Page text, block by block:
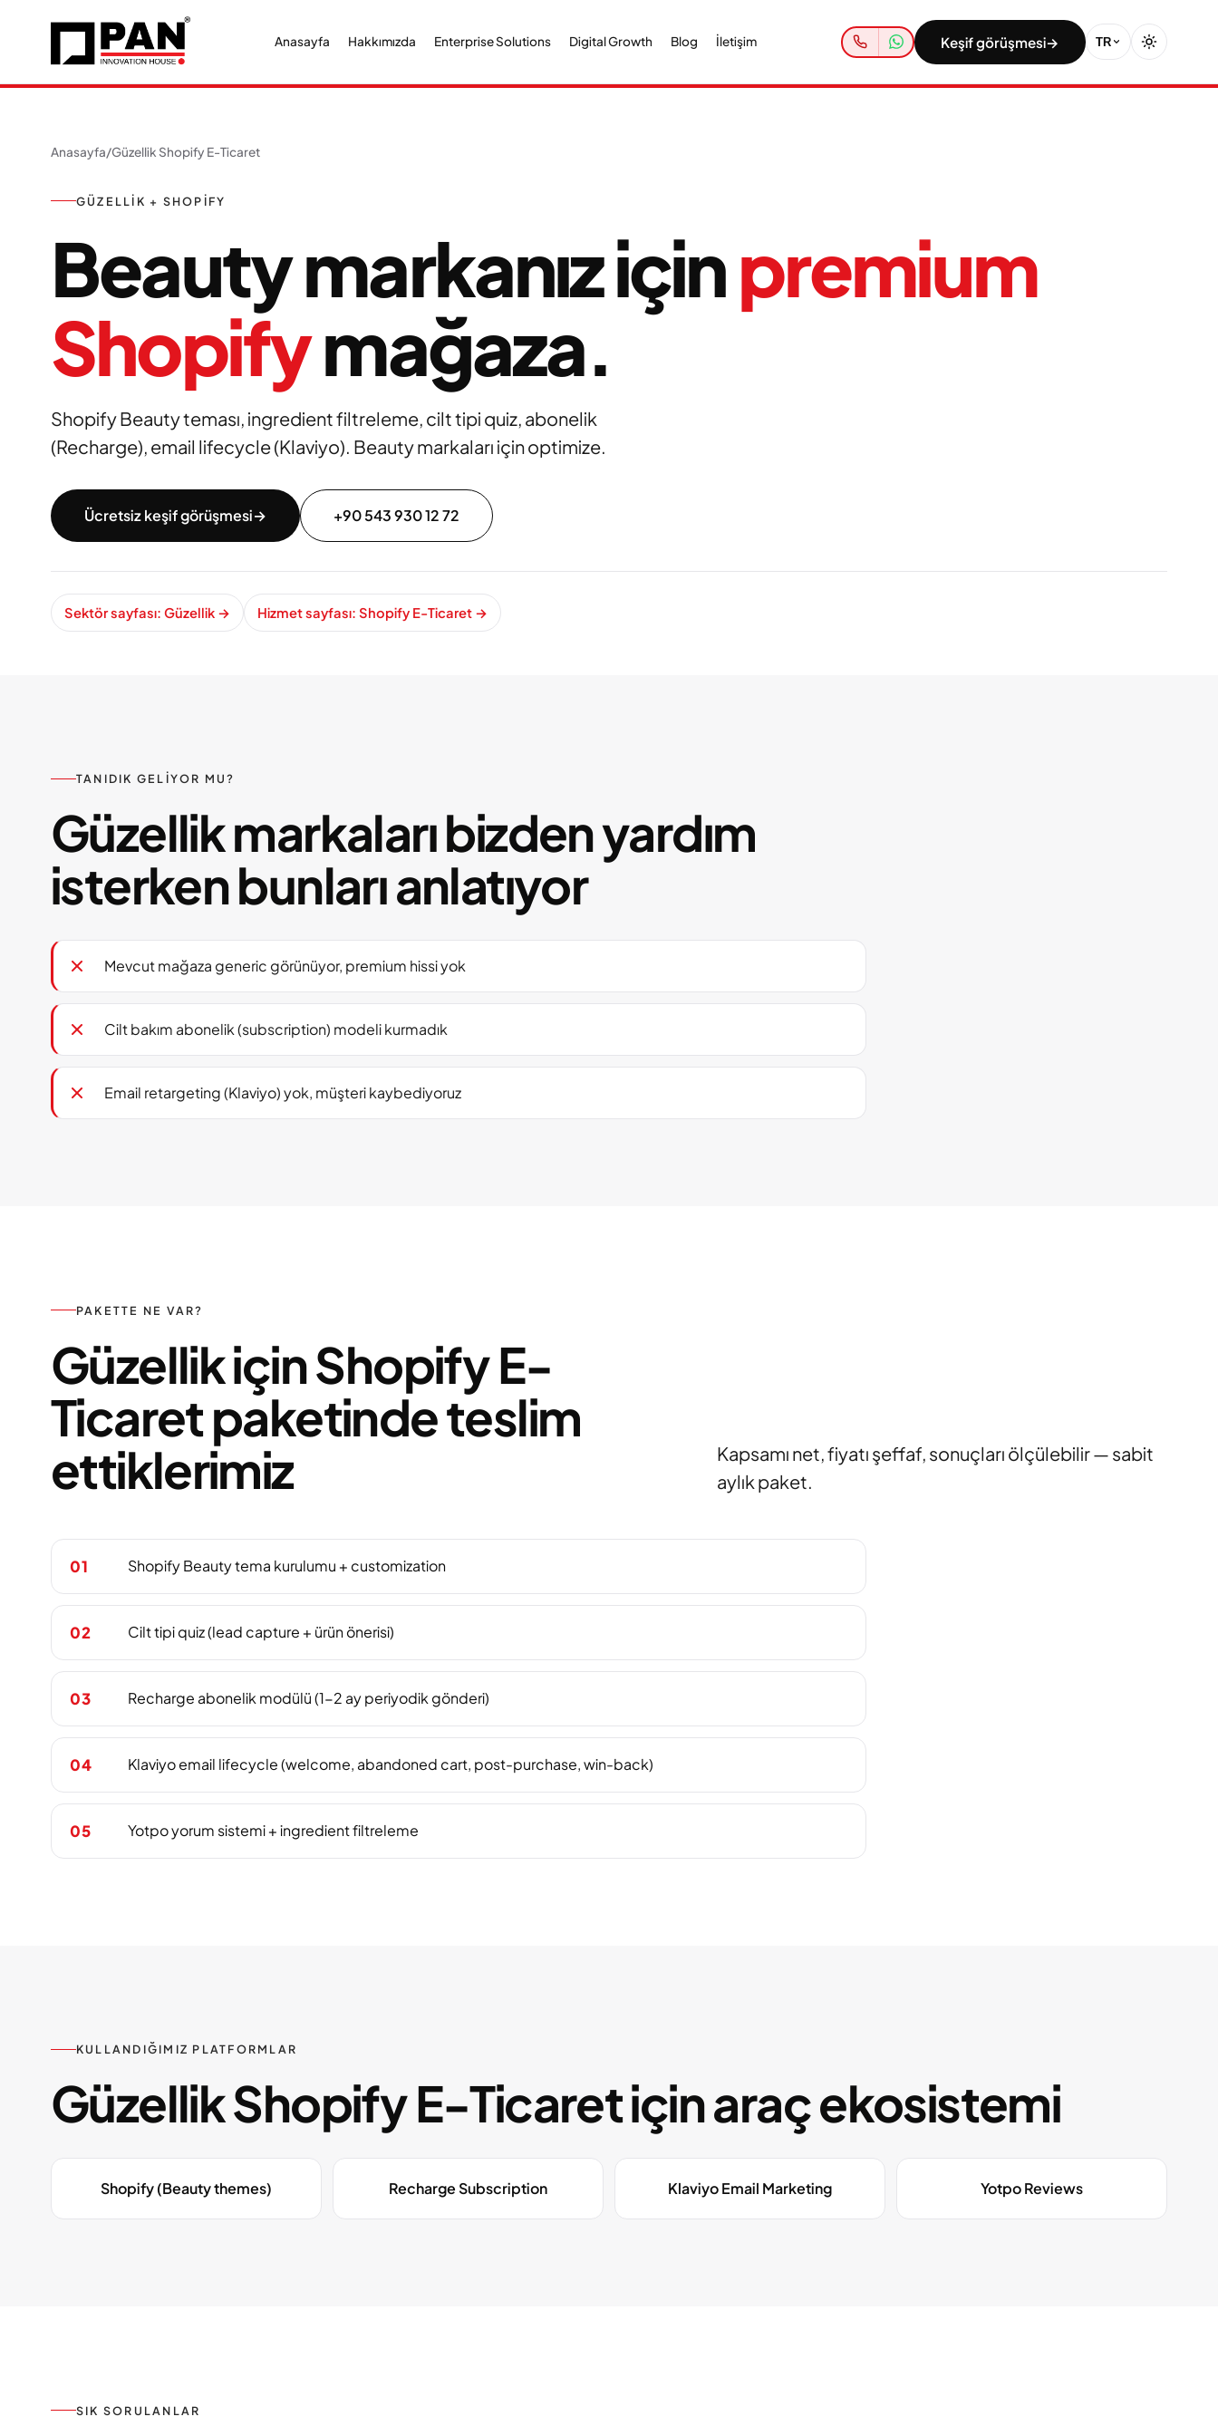
Anasayfa Hakkımızda Enterprise Solutions Digital Growth Blog İletişim Keşif görüşmesi→ TR
Anasayfa/Güzellik Shopify E-Ticaret
GÜZELLIK + SHOPIFY
Beauty markanız içinpremium
Shopifymağaza.
Shopify Beauty teması, ingredient filtreleme, cilt tipi quiz, abonelik
(Recharge), email lifecycle (Klaviyo). Beauty markaları için optimize.
Ücretsiz keşif görüşmesi→ +90 543 930 12 72
Sektör sayfası: Güzellik → Hizmet sayfası: Shopify E-Ticaret →
TANIDIK GELIYOR MU?
Güzellik markaları bizden yardım
isterken bunları anlatıyor
Mevcut mağaza generic görünüyor, premium hissi yok
Cilt bakım abonelik (subscription) modeli kurmadık
Email retargeting (Klaviyo) yok, müşteri kaybediyoruz
PAKETTE NE VAR?
Güzellik için Shopify E-
Ticaret paketinde teslim
ettiklerimiz
Kapsamı net, fiyatı şeffaf, sonuçları ölçülebilir — sabit
aylık paket.
01 Shopify Beauty tema kurulumu + customization
02 Cilt tipi quiz (lead capture + ürün önerisi)
03 Recharge abonelik modülü (1-2 ay periyodik gönderi)
04 Klaviyo email lifecycle (welcome, abandoned cart, post-purchase, win-back)
05 Yotpo yorum sistemi + ingredient filtreleme
KULLANDIĞIMIZ PLATFORMLAR
Güzellik Shopify E-Ticaret için araç ekosistemi
Shopify (Beauty themes) Recharge Subscription Klaviyo Email Marketing Yotpo Reviews
SIK SORULANLAR